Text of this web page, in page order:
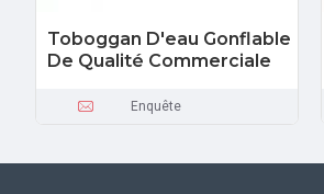
Toboggan D'eau Gonflable
De Qualité Commerciale
Enquête